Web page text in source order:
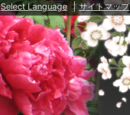
Select Language | サイトマップ